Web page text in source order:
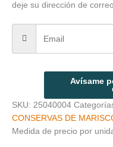
deje su dirección de
Avísame
SKU: 25040004
CONSERVAS DE
Medida de precio por